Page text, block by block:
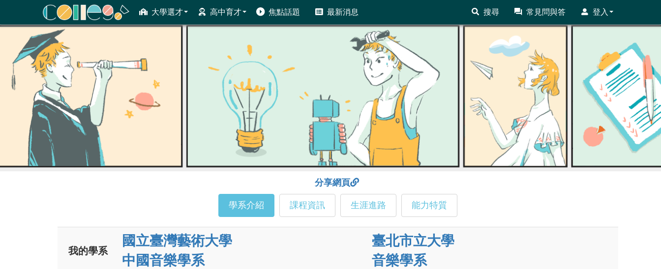
大學選才 高中育才 焦點話題 最新消息 搜尋 常見問與答 登入
ColleGo! 大學選才與高中育才輔助系統
分享網頁
學系介紹 課程資訊 生涯進路 能力特質
我的學系
國立臺灣藝術大學
中國音樂學系
臺北市立大學
音樂學系